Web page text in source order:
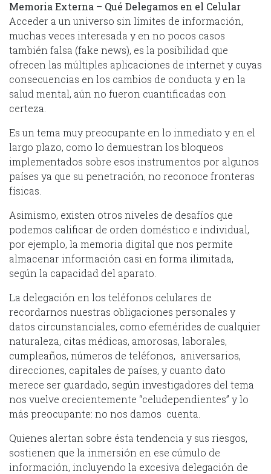
Memoria Externa – Qué Delegamos en el Celular
Acceder a un universo sin límites de información,
muchas veces interesada y en no pocos casos
también falsa (fake news), es la posibilidad que
ofrecen las múltiples aplicaciones de internet y cuyas
consecuencias en los cambios de conducta y en la
salud mental, aún no fueron cuantificadas con
certeza.
Es un tema muy preocupante en lo inmediato y en el
largo plazo, como lo demuestran los bloqueos
implementados sobre esos instrumentos por algunos
países ya que su penetración, no reconoce fronteras
físicas.
Asimismo, existen otros niveles de desafíos que
podemos calificar de orden doméstico e individual,
por ejemplo, la memoria digital que nos permite
almacenar información casi en forma ilimitada,
según la capacidad del aparato.
La delegación en los teléfonos celulares de
recordarnos nuestras obligaciones personales y
datos circunstanciales, como efemérides de cualquier
naturaleza, citas médicas, amorosas, laborales,
cumpleaños, números de teléfonos, aniversarios,
direcciones, capitales de países, y cuanto dato
merece ser guardado, según investigadores del tema
nos vuelve crecientemente “celudependientes” y lo
más preocupante: no nos damos cuenta.
Quienes alertan sobre ésta tendencia y sus riesgos,
sostienen que la inmersión en ese cúmulo de
información, incluyendo la excesiva delegación de